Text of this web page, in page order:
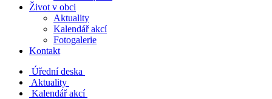
Život v obci
Aktuality
Kalendář akcí
Fotogalerie
Kontakt
Úřední deska
Aktuality
Kalendář akcí